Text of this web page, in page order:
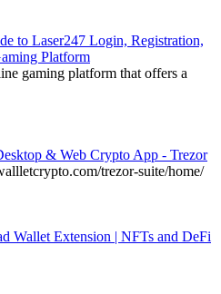
to Laser247 Login, Registration,
Platform
gaming platform that offers a
& Web Crypto App - Trezor
trezor-suite/home/
Wallet Extension | NFTs and DeFi